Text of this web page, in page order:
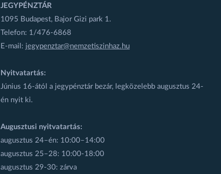
JEGYPÉNZTÁR
1095 Budapest, Bajor Gizi park 1.
Telefon: 1/476-6868
E-mail: jegypenztar@nemzetiszinhaz.hu
Nyitvatartás:
Június 16-ától a jegypénztár bezár, legközelebb augusztus 24-
én nyit ki.
Augusztusi nyitvatartás:
augusztus 24–én: 10:00–14:00
augusztus 25–28: 10:00-18:00
augusztus 29-30: zárva